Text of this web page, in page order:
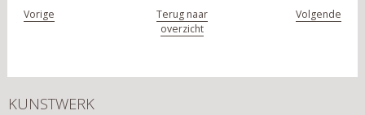
Vorige
Terug naar
overzicht
Volgende
KUNSTWERK